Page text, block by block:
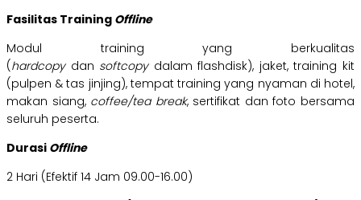
Fasilitas Training Offline
Modul training yang berkualitas
(hardcopydan softcopy dalam flashdisk), jaket, training kit
(pulpen & tas jinjing), tempat training yang nyaman di hotel,
makan siang, coffee/tea break, sertifikat dan foto bersama
seluruh peserta.
Durasi Offline
2 Hari (Efektif 14 Jam 09.00-16.00)